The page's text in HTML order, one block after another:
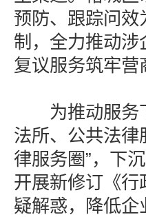
预防、跟踪问
制，全力推动
复议服务筑牢营
为推动服务下
法所、公共法律
律服务圈”，下
开展新修订《
疑解惑，降低